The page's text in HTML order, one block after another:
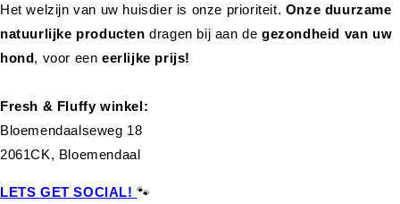
Het welzijn van uw huisdier is onze prioriteit. Onze duurzame
natuurlijke productendragen bij aan de gezondheid van uw
hond, voor eeneerlijke prijs!
Fresh & Fluffy winkel:
Bloemendaalseweg 18
2061CK, Bloemendaal
LETS GET SOCIAL!🐾